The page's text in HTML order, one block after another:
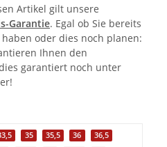
Artikel gilt unsere
Garantie. Egal ob Sie bereits
oder dies noch planen:
Ihnen den
garantiert noch unter
35 35,5 36
36,5